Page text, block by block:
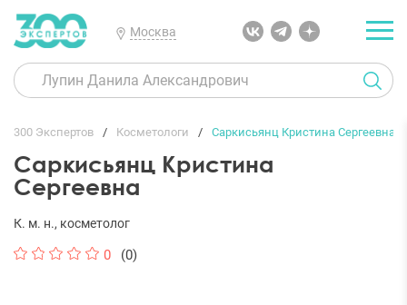
Москва
300 Экспертов Косметологи Саркисьянц Кристина Сергеевна
Саркисьянц Кристина
Сергеевна
К. м. н., косметолог
0 (0)